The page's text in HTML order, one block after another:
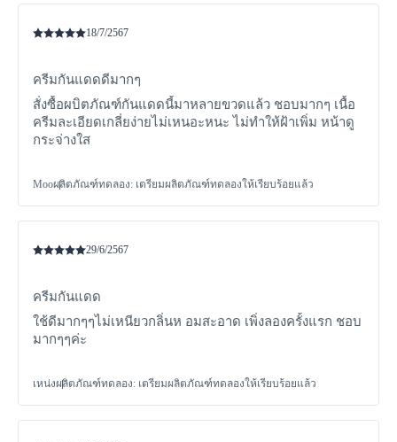
18/7/2567
ครีมกันแดดดีมากๆ
สั่งซื้อผบิตภัณฑ์กันแดดนี้มาหลายขวดแล้ว ชอบมากๆ เนื้อ
ครีมละเอียดเกลี่ยง่ายไม่เหนอะหนะ ไม่ทำให้ฝ้าเพิ่ม หน้าดู
กระจ่างใส
Mooผลิตภัณฑ์ทดลอง: เตรียมผลิตภัณฑ์ทดลองให้เรียบร้อยแล้ว
29/6/2567
ครีมกันแดด
ใช้ดีมากๆๆไม่เหนียวกลิ่นห อมสะอาด เพิ่งลองครั้งแรก ชอบ
มากๆๆค่ะ
เหน่งผลิตภัณฑ์ทดลอง: เตรียมผลิตภัณฑ์ทดลองให้เรียบร้อยแล้ว